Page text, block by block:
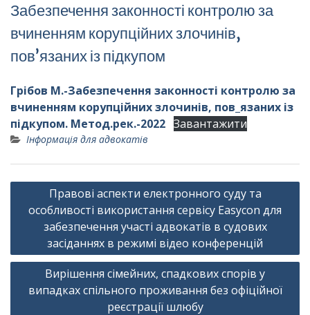
Забезпечення законності контролю за
вчиненням корупційних злочинів,
пов’язаних із підкупом
Грібов М.-Забезпечення законності контролю за
вчиненням корупційних злочинів, пов_язаних із
підкупом. Метод.рек.-2022 Завантажити
Інформація для адвокатів
Навігація
записів
Правові аспекти електронного суду та
особливості використання сервісу Easycon для
забезпечення участі адвокатів в судових
засіданнях в режимі відео конференцій
Вирішення сімейних, спадкових спорів у
випадках спільного проживання без офіційної
реєстрації шлюбу